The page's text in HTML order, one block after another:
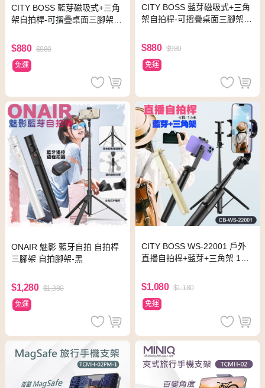
CITY BOSS 藍芽磁吸式+三角
架自拍桿-可摺疊桌面三腳架 -
$880 $980
免運
CITY BOSS 藍芽磁吸式+三角
架自拍桿-可摺疊桌面三腳架 -
$880 $980
免運
ONAIR 魅影 藍牙自拍 自拍桿
三腳架 自拍腳架-黑
$1,280 $1,380
免運
CITY BOSS WS-22001 戶外
直播自拍桿+藍芽+三角架 150
直播-黑
$1,080 $1,180
免運